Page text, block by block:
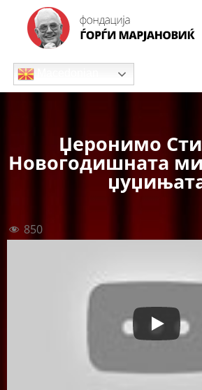
Џеронимо
Новогодишната
850